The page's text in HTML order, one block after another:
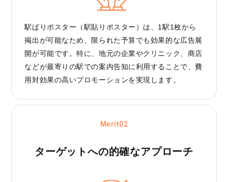
駅ばりポスター（駅貼りポスター）は、1駅1枚から
掲出が可能なため、限られた予算でも効果的な広告展
開が可能です。特に、地元の企業やクリニック、商店
などが最寄りの駅での案内告知に利用することで、費
用対効果の高いプロモーションを実現します。
Merit02
ターゲットへの的確なアプローチ